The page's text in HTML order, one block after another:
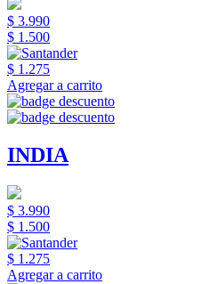
$ 3.990
$ 1.500
$ 1.275
Agregar a carrito
INDIA
$ 3.990
$ 1.500
$ 1.275
Agregar a carrito